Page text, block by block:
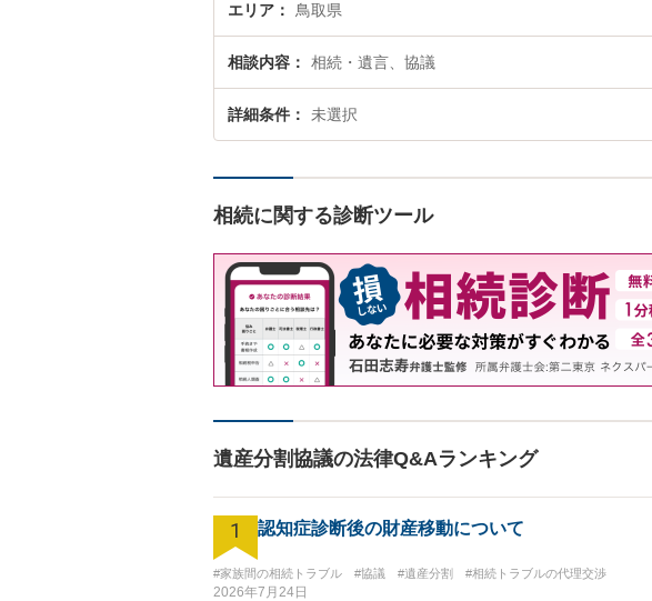
エリア 鳥取県
相談内容 相続・遺言、協議
詳細条件 未選択
相続に関する診断ツール
遺産分割協議の法律Q&Aランキング
1 認知症診断後の財産移動について
#家族間の相続トラブル #協議 #遺産分割 #相続トラブルの代理交渉
2026年7月24日